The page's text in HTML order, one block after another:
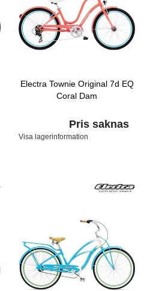
Electra Townie Original 7d EQ
Coral Dam
Pris saknas
Visa lagerinformation